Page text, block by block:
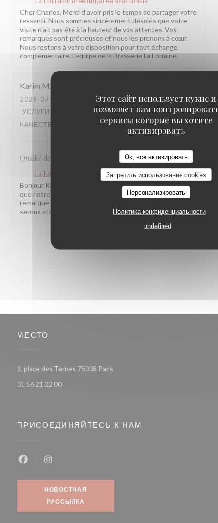
Этот сайт использует кукис и
позволяет вам
сервисы которые вы хотите
активировать
Ок, все активировать
Запретить использование cookies
Персонализировать
Политика конфиденциальности
undefined
Cher Charles, Merci d'avoir pris le temps de partager votre
ressenti. Nous sommes sincèrement désolés que votre
visite n'ait pas été à la hauteur de vos attentes. Vos
remarques sont précieuses et nous les prenons à cœur.
Nous restons à votre disposition pour tout échange
complémentaire. L'équipe de la Brasserie La Lorraine
Karim M
2026-07-17
- 20:30 - ГОСТИ 2
УСЛУГИ
АТМОСФЕРА: 4/5 МЕНЮ : 4/5 ЦЕНА /
КАЧЕСТВО
Qualité des plats, cadre et amabilité de l’équipe
La Lorraine
ответил(а) на этот отзыв
Bonjour Karim, Merci pour ce retour ! Nous sommes ravis
que notre équipe et l'ambiance vous aient plu. Votre
remarque sur le rapport qualité-prix est notée, nous y
serons attentifs. À très bientôt !
МЕСТО
2, place des Ternes 75008 Paris
01 56 21 22 00
ПРИСОЕДИНЯЙТЕСЬ К НАМ
НОВОСТНАЯ
РАССЫЛКА